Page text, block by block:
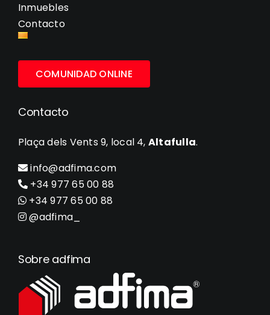
Inmuebles
Contacto
COMUNIDAD ONLINE
Contacto
Plaça dels Vents 9, local 4, Altafulla.
info@adfima.com
+34 977 65 00 88
+34 977 65 00 88
@adfima_
Sobre adfima